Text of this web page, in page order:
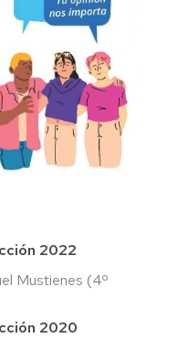
2022
Mustienes (4º
2020